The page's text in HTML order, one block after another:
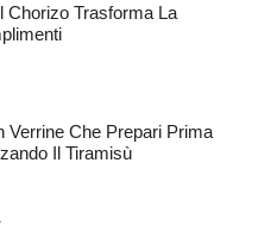
Chorizo ​​trasforma La
Verrine Che Prepari Prima
Il Tiramisù